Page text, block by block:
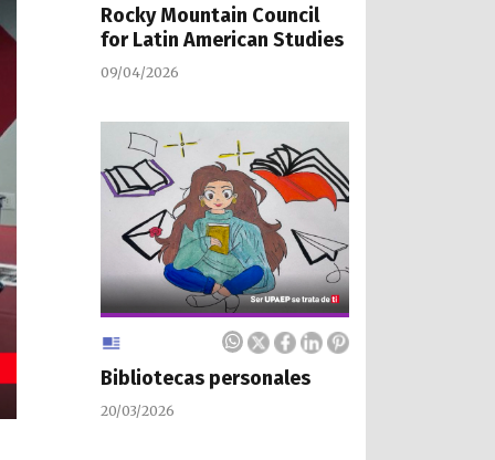
Rocky Mountain Council
for Latin American Studies
09/04/2026
Bibliotecas personales
20/03/2026